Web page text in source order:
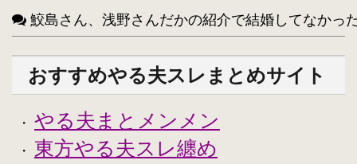
鮫島さん、浅野さんだかの紹介で結婚してなかっ
おすすめやる夫スレまとめサイト
・ やる夫まとメンメン
・ 東方やる夫スレ纏め